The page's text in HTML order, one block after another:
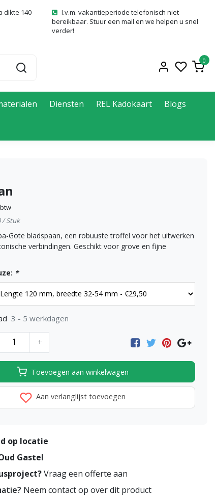
dikte 140
I.v.m. vakantieperiode telefonisch niet
bereikbaar. Stuur een mail en we helpen u snel
verder!
0
Diensten REL Kadokaart Blogs
/ Stuk
Gote bladspaan, een robuuste troffel voor het uitwerken
verbindingen. Geschikt voor grove en fijne
*
3 - 5 werkdagen
+
Toevoegen aan winkelwagen
Aan verlanglijst toevoegen
op locatie
Gastel
Vraag een offerte aan
Neem contact op over dit product